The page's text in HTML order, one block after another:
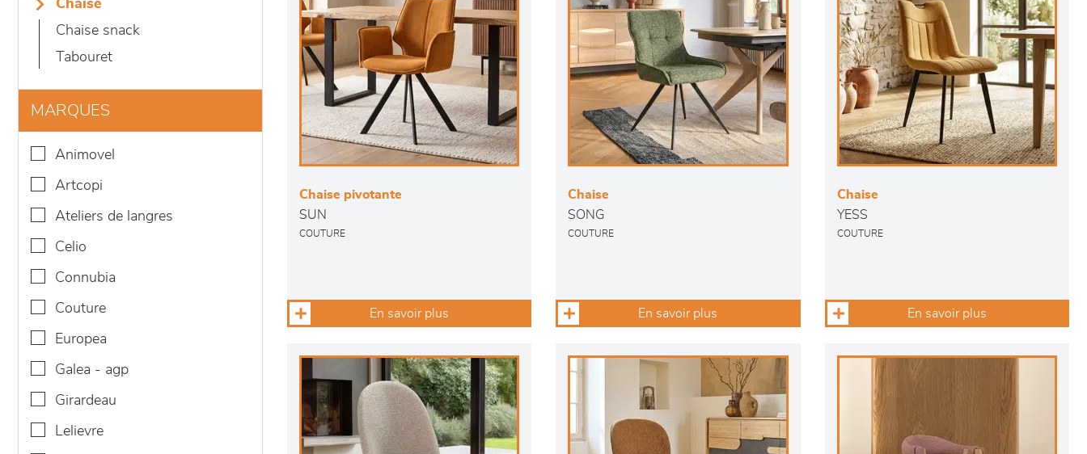
chaise
chaise snack
tabouret
MARQUES
animovel
artcopi
ateliers de langres
celio
connubia
couture
europea
galea - agp
girardeau
lelievre
Chaise pivotante
SUN
COUTURE
En savoir plus
Chaise
SONG
COUTURE
En savoir plus
Chaise
YESS
COUTURE
En savoir plus